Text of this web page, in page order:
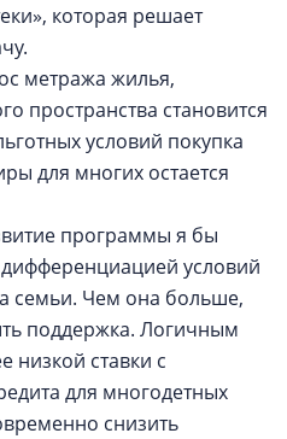
которая решает
метража жилья,
пространства становится
условий покупка
для многих остается
программы я бы
условий
семьи. Чем она больше,
поддержка. Логичным
низкой ставки с
для многодетных
снизить